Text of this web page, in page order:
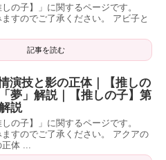
の子】」に関するページです。
すのでご了承ください。 アビ子と
記事を読む
演技と影の正体｜【推しの
夢」解説｜【推しの子】第
説
の子】」に関するページです。
すのでご了承ください。 アクアの
正体 ...